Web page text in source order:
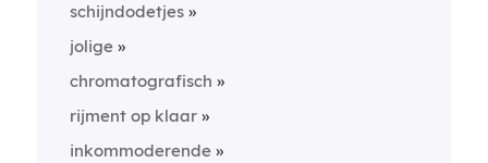
schijndodetjes
jolige
chromatografisch
rijment op klaar
inkommoderende